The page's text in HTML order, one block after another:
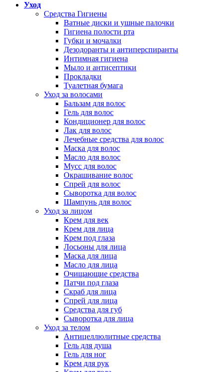
Уход
Средства Гигиены
Ватные диски и ушные палочки
Гигиена полости рта
Губки и мочалки
Дезодоранты и антиперспиранты
Интимная гигиена
Мыло и антисептики
Прокладки
Туалетная бумага
Уход за волосами
Бальзам для волос
Гель для волос
Кондиционер для волос
Лак для волос
Лечебные средства для волос
Маска для волос
Масло для волос
Мусс для волос
Окрашивание волос
Спрей для волос
Сыворотка для волос
Шампунь для волос
Уход за лицом
Крем для век
Крем для лица
Крем под глаза
Лосьоны для лица
Маска для лица
Масло для лица
Очищающие средства
Патчи под глаза
Скраб для лица
Спрей для лица
Средства для губ
Сыворотка для лица
Уход за телом
Антицеллюлитные средства
Гель для душа
Гель для ног
Крем для рук